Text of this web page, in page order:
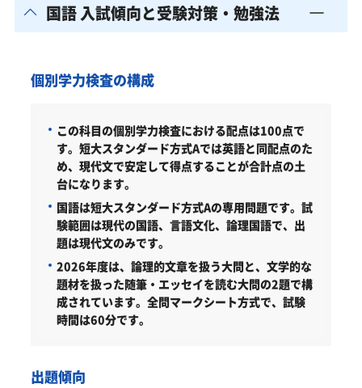
国語 入試傾向と受験対策・勉強法
個別学力検査の構成
この科目の個別学力検査における配点は100点で
す。短大スタンダード方式Aでは英語と同配点のた
め、現代文で安定して得点することが合計点の土
台になります。
国語は短大スタンダード方式Aの専用問題です。試
験範囲は現代の国語、言語文化、論理国語で、出
題は現代文のみです。
2026年度は、論理的文章を扱う大問と、文学的な
題材を扱った随筆・エッセイを読む大問の2題で構
成されています。全問マークシート方式で、試験
時間は60分です。
出題傾向